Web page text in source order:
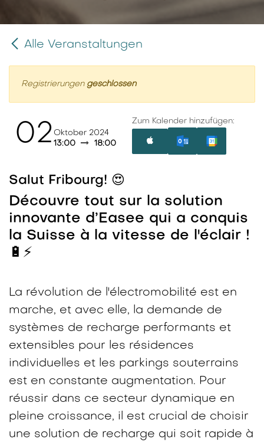
Alle Veranstaltungen
Registrierungen geschlossen
02 Oktober 2024
13:00
18:00
Zum Kalender hinzufügen:
Salut Fribourg! 😍
Découvre tout sur la solution
innovante d’Easee qui a conquis
la Suisse à la vitesse de l'éclair !
🔋⚡
La révolution de l'électromobilité est en
marche, et avec elle, la demande de
systèmes de recharge performants et
extensibles pour les résidences
individuelles et les parkings souterrains
est en constante augmentation. Pour
réussir dans ce secteur dynamique en
pleine croissance, il est crucial de choisir
une solution de recharge qui soit rapide à